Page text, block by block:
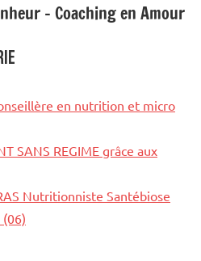
– Coaching en Amour
en nutrition et micro
SANS REGIME grâce aux
Nutritionniste Santébiose